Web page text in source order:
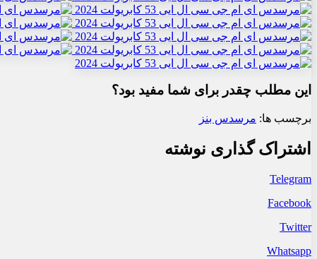
این مطلب چقدر برای شما مفید بود؟
برچسب ها: مرسدس بنز
اشتراک گذاری نوشته
Telegram
Facebook
Twitter
Whatsapp